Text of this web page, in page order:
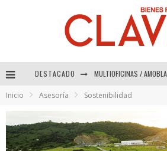
DESTACADO
Inicio Asesoría Sostenibilidad